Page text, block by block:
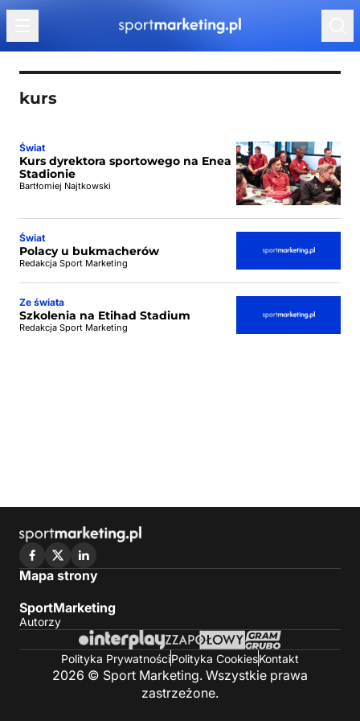
Przejdź do treści
kurs
Świat
Kurs dyrektora sportowego na Enea
Stadionie
Bartłomiej Najtkowski
Świat
Polacy u bukmacherów
Redakcja Sport Marketing
Ze świata
Szkolenia na Etihad Stadium
Redakcja Sport Marketing
Mapa strony
SportMarketing
Autorzy
Polityka PrywatnościPolityka CookiesKontakt
2026 © Sport Marketing. Wszystkie prawa
zastrzeżone.